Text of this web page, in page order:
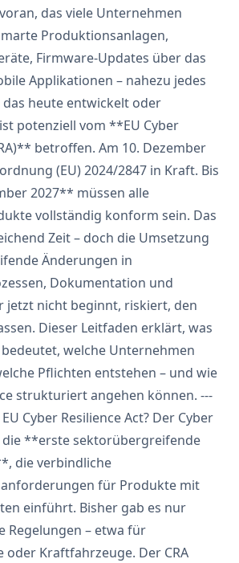
das viele Unternehmen
Produktionsanlagen,
Firmware-Updates über das
Applikationen – nahezu jedes
heute entwickelt oder
potenziell vom **EU Cyber
betroffen. Am 10. Dezember
(EU) 2024/2847 in Kraft. Bis
2027** müssen alle
vollständig konform sein. Das
Zeit – doch die Umsetzung
Änderungen in
Dokumentation und
jetzt nicht beginnt, riskiert, den
Dieser Leitfaden erklärt, was
welche Unternehmen
Pflichten entstehen – und wie
strukturiert angehen können. ---
Cyber Resilience Act? Der Cyber
die **erste sektorübergreifende
die verbindliche
für Produkte mit
einführt. Bisher gab es nur
Regelungen – etwa für
Kraftfahrzeuge. Der CRA